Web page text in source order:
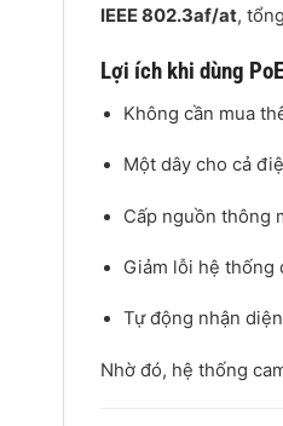
IEEE 802.3af/at,
Lợi ích khi dùng
Không cần mua
Một dây cho cả
Cấp nguồn thông
Giảm lỗi hệ thống
Tự động nhận
Nhờ đó, hệ thống